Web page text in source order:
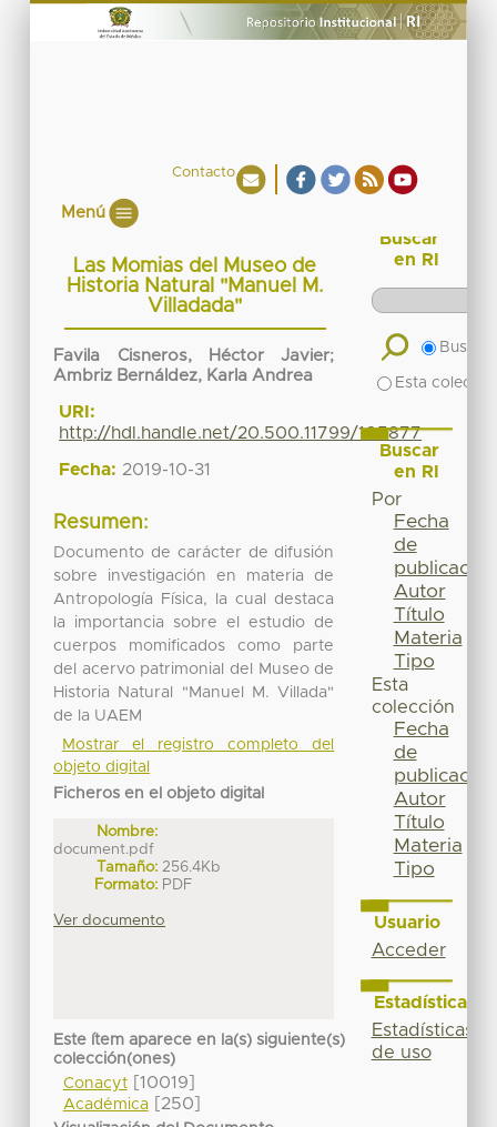
Contacto
Menú
Las Momias del Museo de
Historia Natural "Manuel M.
Villadada"
Favila Cisneros, Héctor Javier;
Ambriz Bernáldez, Karla Andrea
URI:
http://hdl.handle.net/20.500.11799/105877
Fecha: 2019-10-31
Resumen:
Documento de carácter de difusión
sobre investigación en materia de
Antropología Física, la cual destaca
la importancia sobre el estudio de
cuerpos momificados como parte
del acervo patrimonial del Museo de
Historia Natural "Manuel M. Villada"
de la UAEM
Mostrar el registro completo del
objeto digital
Ficheros en el objeto digital
Nombre:
document.pdf
Tamaño: 256.4Kb
Formato: PDF
Ver documento
Este ítem aparece en la(s) siguiente(s)
colección(ones)
Conacyt[10019]
Académica[250]
Buscar
en RI
Buscar
Esta
Buscar
en RI
Por
Fecha
de
publicación
Autor
Título
Materia
Tipo
Esta
colección
Fecha
de
publicación
Autor
Título
Materia
Tipo
Usuario
Acceder
Estadísticas
Estadísticas
de uso